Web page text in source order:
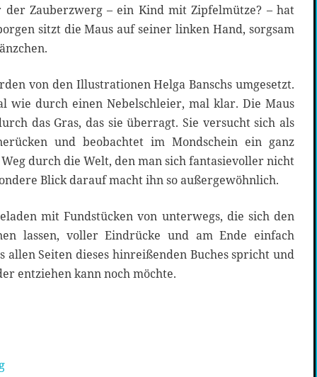
Zauberzwerg – ein Kind mit Zipfelmütze? – hat
sitzt die Maus auf seiner linken Hand, sorgsam
von den Illustrationen Helga Banschs umgesetzt.
wie durch einen Nebelschleier, mal klar. Die Maus
das Gras, das sie überragt. Sie versucht sich als
und beobachtet im Mondschein ein ganz
durch die Welt, den man sich fantasievoller nicht
Blick darauf macht ihn so außergewöhnlich.
mit Fundstücken von unterwegs, die sich den
lassen, voller Eindrücke und am Ende einfach
allen Seiten dieses hinreißenden Buches spricht und
entziehen kann noch möchte.